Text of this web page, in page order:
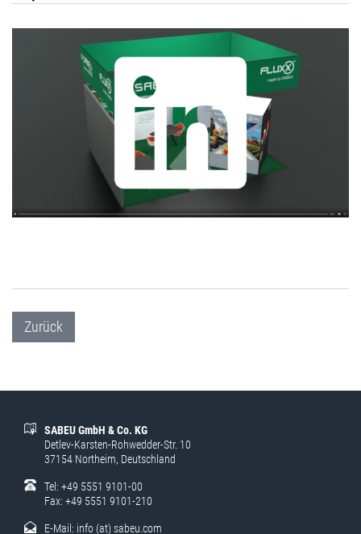
Zurück
SABEU GmbH & Co. KG
Detlev-Karsten-Rohwedder-Str. 10
37154 Northeim, Deutschland
Tel: +49 5551 9101-00
Fax: +49 5551 9101-210
E-Mail: info (at) sabeu.com